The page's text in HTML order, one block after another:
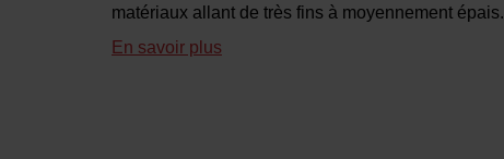
matériaux allant de très fins à moyennement épais.
En savoir plus